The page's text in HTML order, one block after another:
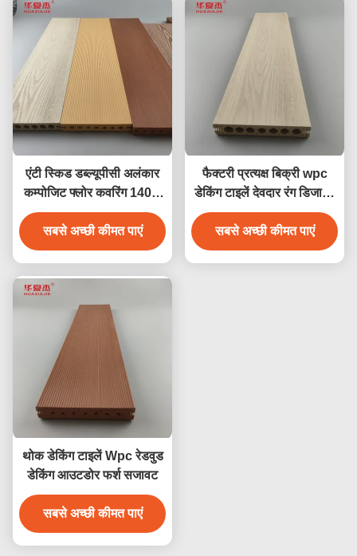
एंटी स्किड डब्ल्यूपीसी अलंकार
कम्पोजिट फ्लोर कवरिंग 140 x
25 मिमी ब्राउन कॉफी ग्रे सागौन
लकड़ी का रंग
सबसे अच्छी कीमत पाएं
फैक्टरी प्रत्यक्ष बिक्री wpc
डेकिंग टाइलें देवदार रंग डिजाइन
wpc जलरोधक टिकाऊ डेकिंग
आउटडोर
सबसे अच्छी कीमत पाएं
थोक डेकिंग टाइलें Wpc रेडवुड
डेकिंग आउटडोर फर्श सजावट
सबसे अच्छी कीमत पाएं